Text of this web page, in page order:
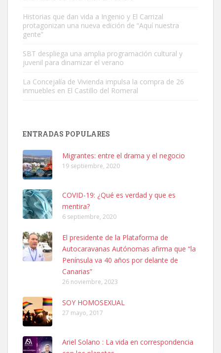
Este gato macho ha aparecido en la calle hace menos de un mes,
es muy manso y extremadamente cari...
Leales.org » Gran Canaria
Leales.org » Gran Canaria
SHIBA PERDIDO AVDA JOSE MESA Y LOPEZ
PERRO MACHO RAZA SHIBA CON MICROCHIP PERDIDO HOY
06/07/2025 ZONA MESA Y LOPEZ. ES MUY ASUSTADIZO
Leales.org » Gran Canaria
6.7.2025
Ninfa perdida
Historias que dan vida a Ingenio y El Carrizal
protagonizan una nueva edición de “Aquí nuestra
gente”
SBT despliega una amplia programación cultural y
juvenil para dinamizar el verano
La Concejalía de Vivienda impulsa la compra de 26
inmuebles en El Castillo del Romeral
ENTRADAS POPULARES
Migrantes: entre el drama y el negocio
19 septiembre, 2020
COVID-19: ¿Qué es verdad y que es
mentira?
6 septiembre, 2020
El presidente de la Plataforma de
Autocaravanas Autónomas afirma que “la
Península va 40 años por delante de
Canarias”
26 noviembre, 2023
SOY HOMOSEXUAL
27 mayo, 2017
Ariel Solano : La vida en correspondencia